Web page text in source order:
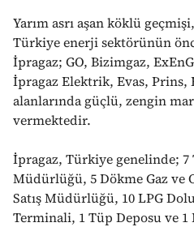
Yarım asrı aşan köklü
Türkiye enerji sektörünün
İpragaz; GO, Bizimgaz,
İpragaz Elektrik, Evas,
alanlarında güçlü, zengin
vermektedir.
İpragaz, Türkiye genelinde; 7
Müdürlüğü, 5 Dökme Gaz ve
Satış Müdürlüğü, 10 LPG
Terminali, 1 Tüp Deposu ve